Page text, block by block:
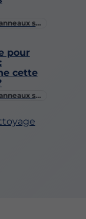
Robot de nettoyage de panneaux solaires
Robot de nettoyage de panneaux solaires
pour
cette